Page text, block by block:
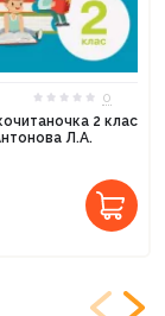
0
2 клас
Л.А.